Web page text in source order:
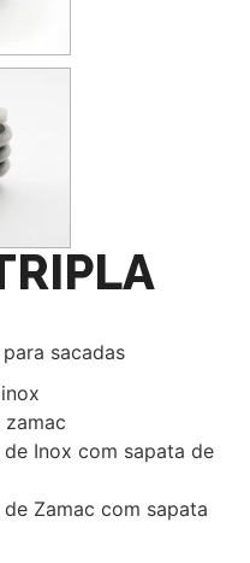
sacadas
Inox com sapata de
Zamac com sapata